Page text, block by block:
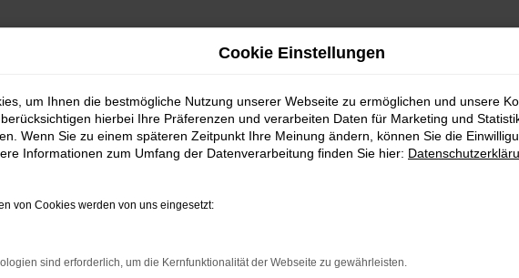
Cookie Einstellungen
um Ihnen die bestmögliche Nutzung unserer Webseite zu ermöglichen und unsere
hierbei Ihre Präferenzen und verarbeiten Daten für Marketing und
Wenn Sie zu einem späteren Zeitpunkt Ihre Meinung ändern, können Sie die
Informationen zum Umfang der Datenverarbeitung finden Sie hier:
von Cookies werden von uns eingesetzt:
sind erforderlich, um die Kernfunktionalität der Webseite zu gewährleisten.